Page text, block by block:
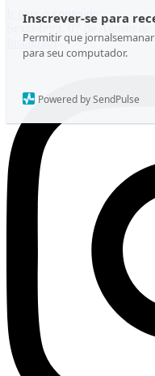
Inscrever-se para
Permitir que
para seu computador.
Powered by SendPulse
Ir para o conteúdo
Sexta-feira, 07 de Agosto de
Instagram